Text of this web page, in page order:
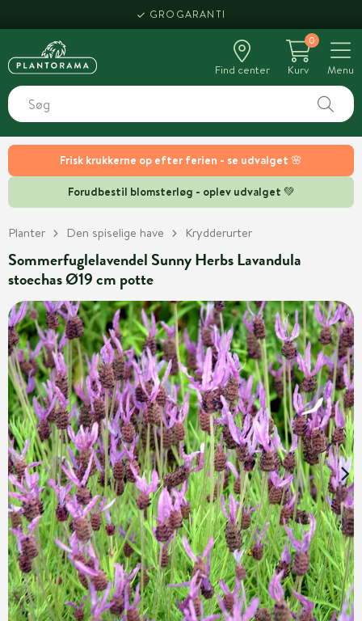
Frisk krukkerne op efter ferien - se udvalget 🌸
Forudbestil blomsterløg - oplev udvalget 💚
GROGARANTI
Find center
0
Kurv
Menu
Planter Den spiselige have Krydderurter
Sommerfuglelavendel Sunny Herbs Lavandula
stoechas Ø19 cm potte